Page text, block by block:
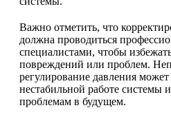
Важно отметить, что
должна проводиться
специалистами, чтобы
повреждений или проблем.
регулирование давления
нестабильной работе системы
проблемам в будущем.